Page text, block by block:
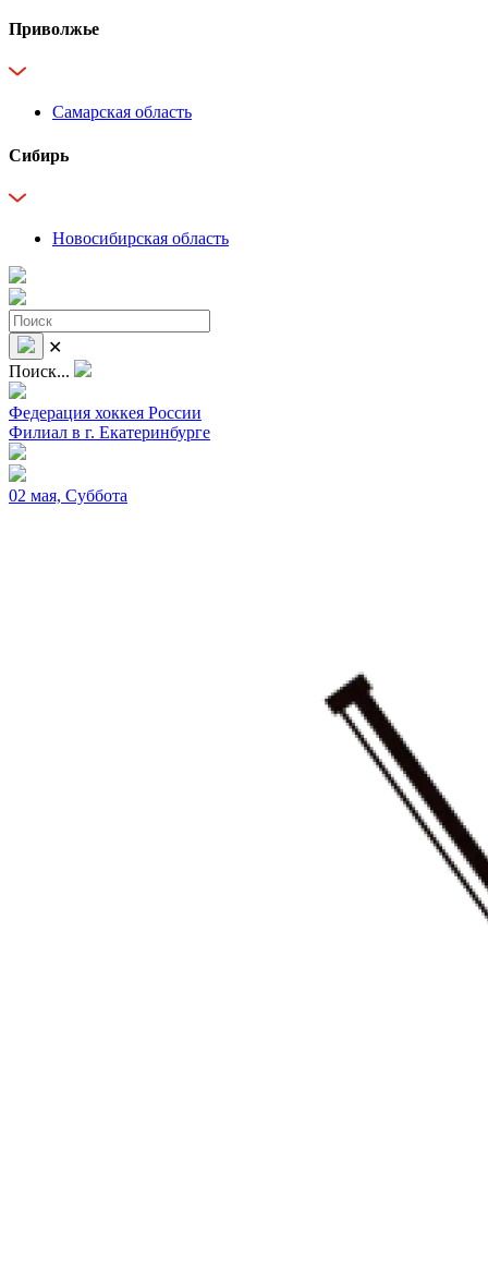
Приволжье
Самарская область
Сибирь
Новосибирская область
✕
Поиск...
Федерация хоккея России
Филиал в г. Екатеринбурге
02 мая, Суббота